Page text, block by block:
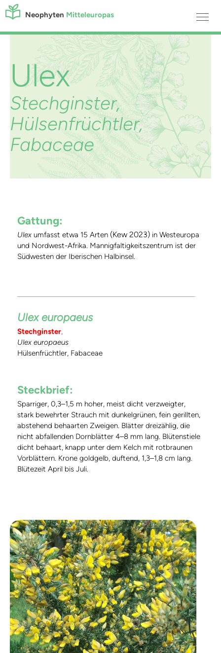
Neophyten Mitteleuropas
Ulex
Stechginster,
Hülsenfrüchtler,
Fabaceae
Gattung:
Ulex umfasst etwa 15 Arten (Kew 2023) in Westeuropa
und Nordwest-Afrika. Mannigfaltigkeitszentrum ist der
Südwesten der Iberischen Halbinsel.
Ulex europaeus
Stechginster,
Ulex europaeus
Hülsenfrüchtler, Fabaceae
Steckbrief:
Sparriger, 0,3–1,5 m hoher, meist dicht verzweigter,
stark bewehrter Strauch mit dunkelgrünen, fein gerillten,
abstehend behaarten Zweigen. Blätter dreizählig, die
nicht abfallenden Dornblätter 4–8 mm lang. Blütenstiele
dicht behaart, knapp unter dem Kelch mit rotbraunen
Vorblättern. Krone goldgelb, duftend, 1,3–1,8 cm lang.
Blütezeit April bis Juli.